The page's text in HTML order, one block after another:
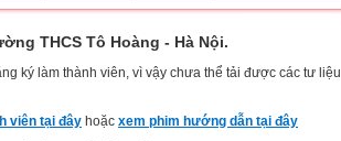
THCS Tô Hoàng - Hà Nội.
ký làm thành viên, vì vậy chưa thể tải được các tư liệu
viên tại đây hoặc xem phim hướng dẫn tại đây